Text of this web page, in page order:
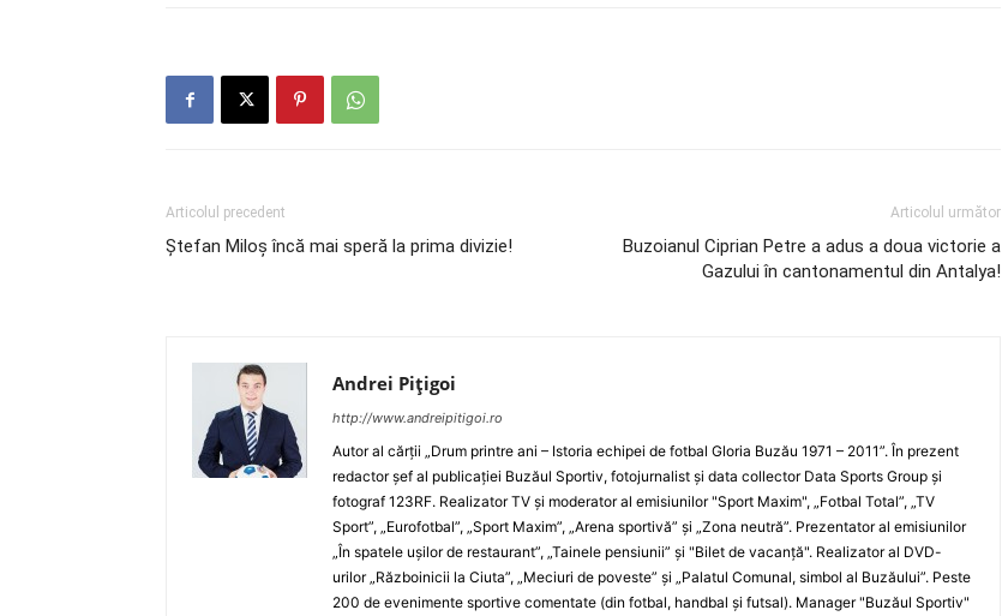
Articolul precedent
Ştefan Miloş încă mai speră la prima divizie!
Articolul următor
Buzoianul Ciprian Petre a adus a doua victorie a
Gazului în cantonamentul din Antalya!
Andrei Pițigoi
http://www.andreipitigoi.ro
Autor al cărţii „Drum printre ani – Istoria echipei de fotbal Gloria Buzău 1971 – 2011”. În prezent
redactor şef al publicaţiei Buzăul Sportiv, fotojurnalist şi data collector Data Sports Group şi
fotograf 123RF. Realizator TV şi moderator al emisiunilor "Sport Maxim", „Fotbal Total”, „TV
Sport”, „Eurofotbal”, „Sport Maxim”, „Arena sportivă” şi „Zona neutră”. Prezentator al emisiunilor
„În spatele uşilor de restaurant”, „Tainele pensiunii” şi "Bilet de vacanţă". Realizator al DVD-
urilor „Războinicii la Ciuta”, „Meciuri de poveste” şi „Palatul Comunal, simbol al Buzăului”. Peste
200 de evenimente sportive comentate (din fotbal, handbal şi futsal). Manager "Buzăul Sportiv"